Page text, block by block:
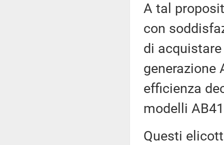
A tal
con
di
generazione
efficienza
modelli
Questi